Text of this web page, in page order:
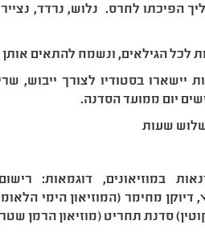
הפיכתו לחרס. נלוש, נרדד, נצייר
לכל הגילאים, ונשמח להתאים
יישארו בסטודיו לצורך ייבוש,
יום ממועד הסדנה.
שלוש שעות
במוזיאונים, דוגמאות:
דיוקן מחימר (המוזיאון הימי
סדנת תחריט (מוזיאון הרמן